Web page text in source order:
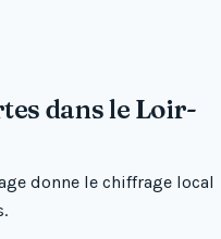
dans le Loir-
donne le chiffrage local